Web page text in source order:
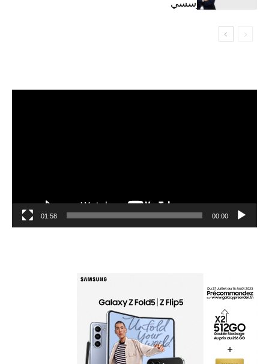
السيبراني المؤسسي
00:00
01:58